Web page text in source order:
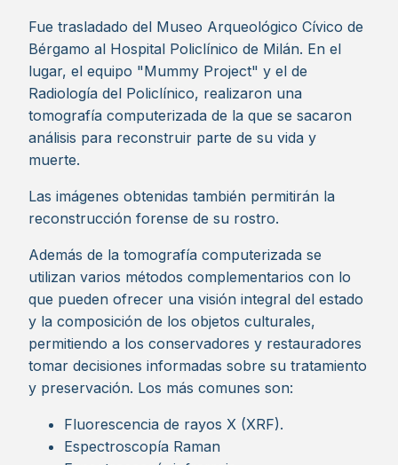
Fue trasladado del Museo Arqueológico Cívico de
Bérgamo al Hospital Policlínico de Milán. En el
lugar, el equipo "Mummy Project" y el de
Radiología del Policlínico, realizaron una
tomografía computerizada de la que se sacaron
análisis para reconstruir parte de su vida y
muerte.
Las imágenes obtenidas también permitirán la
reconstrucción forense de su rostro.
Además de la tomografía computerizada se
utilizan varios métodos complementarios con lo
que pueden ofrecer una visión integral del estado
y la composición de los objetos culturales,
permitiendo a los conservadores y restauradores
tomar decisiones informadas sobre su tratamiento
y preservación. Los más comunes son:
Fluorescencia de rayos X (XRF).
Espectroscopía Raman